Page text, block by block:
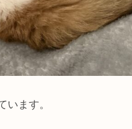
います。